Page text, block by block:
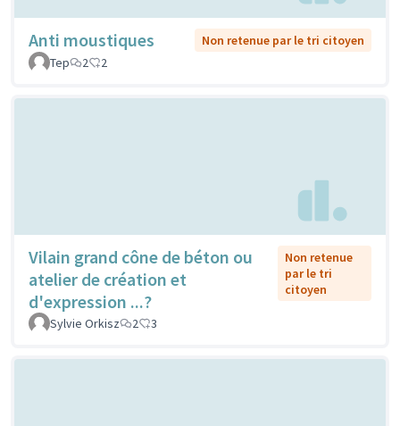
Anti moustiques
Non retenue par le tri citoyen
Tep
2 2
Vilain grand cône de béton ou
atelier de création et
d'expression ...?
Non retenue
par le tri
citoyen
Sylvie Orkisz 2 3